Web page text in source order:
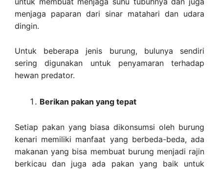
menjaga paparan dari sinar matahari dan udara
dingin.
Untuk beberapa jenis burung, bulunya sendiri
sering digunakan untuk penyamaran terhadap
hewan predator.
Berikan pakan yang tepat
Setiap pakan yang biasa dikonsumsi oleh burung
kenari memiliki manfaat yang berbeda-beda, ada
makanan yang bisa membuat burung menjadi rajin
berkicau dan juga ada pakan yang baik untuk